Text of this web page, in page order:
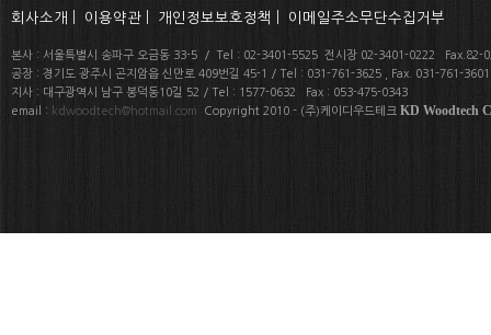
회사소개 이용약관 개인정보보호정책 이메일주소무단수집거부
본사 : 서울특별시 송파구 오금동 33-5 / Tel : 02-3401-5525 전시장 02-3401-0222 Fax.82-
공장 : 경기도 광주시 곤지암읍 신만로 409번길 45-1 / Tel : 031-761-3625 , Fax. 031-761-
지사 : 대구광역시 남구 봉덕동10길 52 / Tel : 1577-0632 Fax : 053-475-0343
email : kdwoodtech@hotmail.com Copyright 2010 - (주)케이디우드테크 KD Woodtech